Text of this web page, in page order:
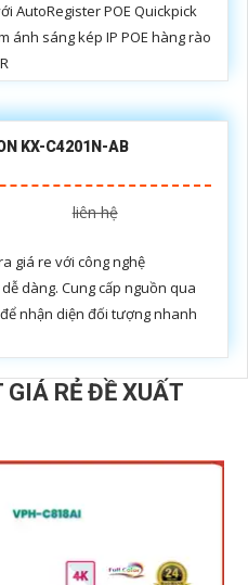
AutoRegister POE Quickpick
ánh sáng kép IP POE hàng rào
KX-C4201N-AB
liên hệ
giá re với công nghệ
dàng. Cung cấp nguồn qua
nhận diện đối tượng nhanh
GIÁ RẺ ĐỀ XUẤT